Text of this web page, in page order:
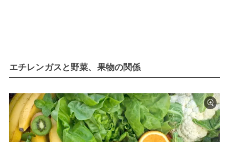
エチレンガスと野菜、果物の関係